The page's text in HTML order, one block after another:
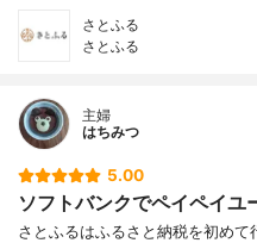
さとふる
さとふる
主婦
はちみつ
5.00
ソフトバンクでペイペイユ
さとふるはふるさと納税を初め